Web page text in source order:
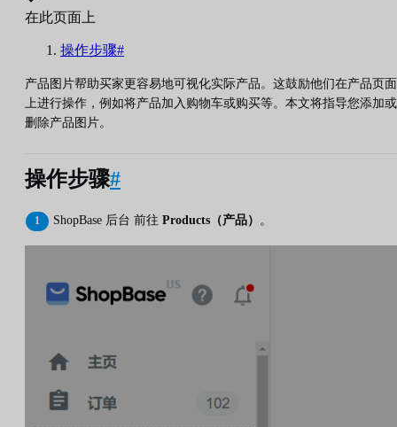
在此页面上
操作步骤#
产品图片帮助买家更容易地可视化实际产品。这鼓励他们在产品页面
上进行操作，例如将产品加入购物车或购买等。本文将指导您添加或
删除产品图片。
操作步骤#
ShopBase 后台 前往 Products（产品） 。